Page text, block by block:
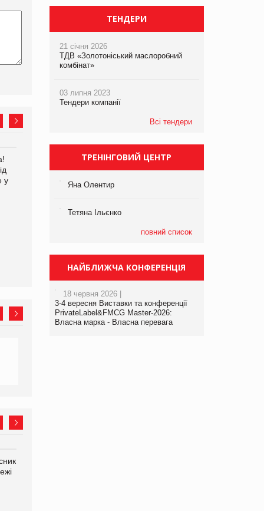
у
EVA.UA запустила
кампанію «Хто б знав» про
асортимент, якого покупці
не очікують побачити на
Kraft Heinz скоротила
збиток у першому півріччі
ТЕНДЕРИ
21 січня 2026
ТДВ «Золотоніський маслоробний
комбінат»
03 липня 2023
Тендери компанії
Всі тендери
ТРЕНІНГОВИЙ ЦЕНТР
Яна Олентир
Тетяна Ільєнко
повний список
НАЙБЛИЖЧА КОНФЕРЕНЦІЯ
18 червня 2026 |
3-4 вересня Виставки та конференції
PrivateLabel&FMCG Master-2026:
Власна марка - Власна перевага